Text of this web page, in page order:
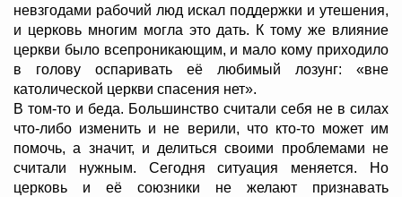
невзгодами рабочий люд искал поддержки и утешения,
и церковь многим могла это дать. К тому же влияние
церкви было всепроникающим, и мало кому приходило
в голову оспаривать её любимый лозунг: «вне
католической церкви спасения нет».
В том-то и беда. Большинство считали себя не в силах
что-либо изменить и не верили, что кто-то может им
помочь, а значит, и делиться своими проблемами не
считали нужным. Сегодня ситуация меняется. Но
церковь и её союзники не желают признавать